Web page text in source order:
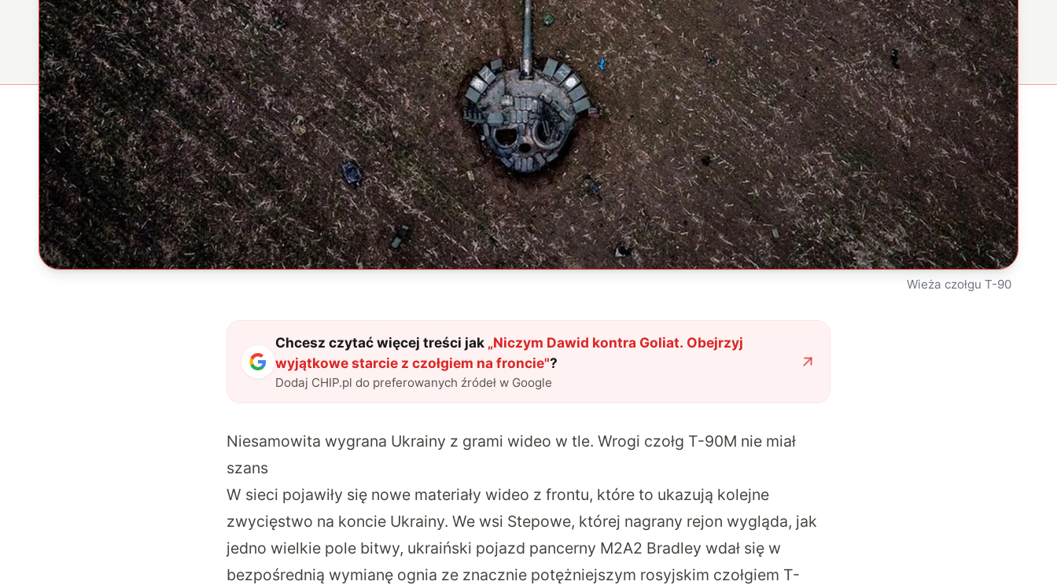
Wieża czołgu T-90
Chcesz czytać więcej treści jak „Niczym Dawid kontra Goliat. Obejrzyj
wyjątkowe starcie z czołgiem na froncie"?
Dodaj CHIP.pl do preferowanych źródeł w Google
Niesamowita wygrana Ukrainy z grami wideo w tle. Wrogi czołg T-90M nie miał
szans
W sieci pojawiły się nowe materiały wideo z frontu, które to ukazują kolejne
zwycięstwo na koncie Ukrainy. We wsi Stepowe, której nagrany rejon wygląda, jak
jedno wielkie pole bitwy, ukraiński pojazd pancerny M2A2 Bradley wdał się w
bezpośrednią wymianę ognia ze znacznie potężniejszym rosyjskim czołgiem T-